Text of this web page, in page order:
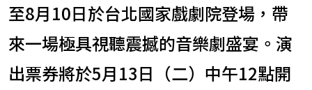
至8月10日於台北國家戲劇院登場，帶
來一場極具視聽震撼的音樂劇盛宴。演
出票券將於5月13日（二）中午12點開